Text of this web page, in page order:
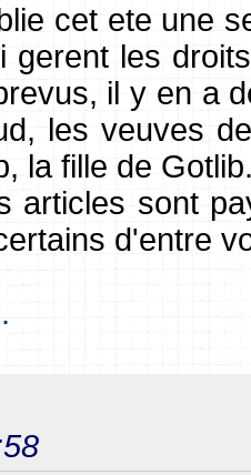
cet ete une
gerent les
il y en a
les veuves
la fille de
articles sont
d'entre